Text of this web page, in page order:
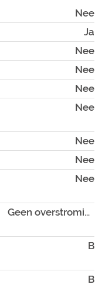
Nee
Ja
Nee
Nee
Nee
Nee
Nee
Nee
Nee
Geen overstromingsgebied
B
B